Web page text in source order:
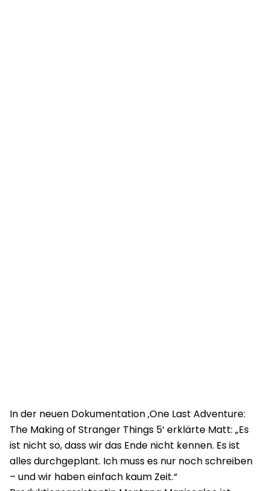
In der neuen Dokumentation ‚One Last Adventure:
The Making of Stranger Things 5‘ erklärte Matt: „Es
ist nicht so, dass wir das Ende nicht kennen. Es ist
alles durchgeplant. Ich muss es nur noch schreiben
– und wir haben einfach kaum Zeit.“